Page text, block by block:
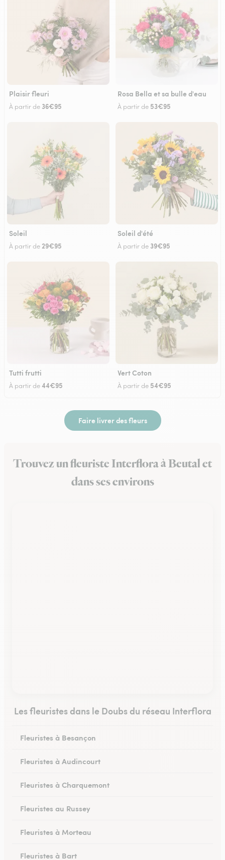
Plaisir fleuri
À partir de 36€95
Rosa Bella et sa bulle d'eau
À partir de 53€95
Soleil
À partir de29€95
Soleil d'été
À partir de 39€95
Tutti frutti
À partir de44€95
Vert Coton
À partir de 54€95
Faire livrer des fleurs
Trouvez un fleuriste Interflora à Beutal et
dans ses environs
Les fleuristes dans le Doubs du réseau Interflora
Fleuristes à Besançon
Fleuristes à Audincourt
Fleuristes à Charquemont
Fleuristes au Russey
Fleuristes à Morteau
Fleuristes à Bart